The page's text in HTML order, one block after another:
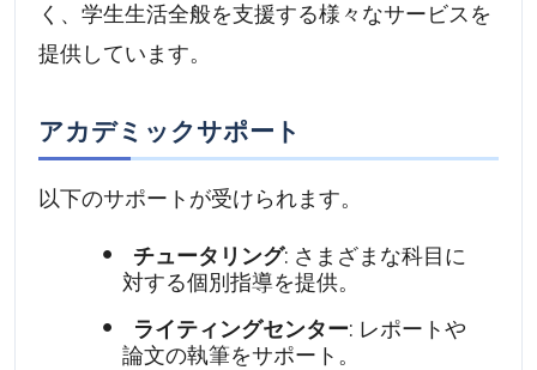
く、学生生活全般を支援する様々なサービスを
提供しています。
アカデミックサポート
以下のサポートが受けられます。
チュータリング: さまざまな科目に
対する個別指導を提供。
ライティングセンター: レポートや
論文の執筆をサポート。